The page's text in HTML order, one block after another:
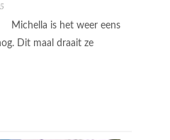
Michella is het weer eens
Dit maal draait ze